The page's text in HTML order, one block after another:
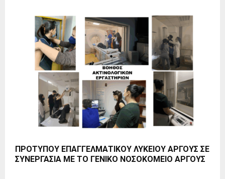
ΠΡΟΤΥΠΟΥ ΕΠΑΓΓΕΛΜΑΤΙΚΟΥ ΛΥΚΕΙΟΥ ΑΡΓΟΥΣ ΣΕ
ΣΥΝΕΡΓΑΣΙΑ ΜΕ ΤΟ ΓΕΝΙΚΟ ΝΟΣΟΚΟΜΕΙΟ ΑΡΓΟΥΣ